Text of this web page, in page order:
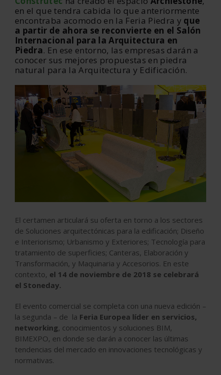
en el que tendra cabida lo que anteriormente
encontraba acomodo en la Feria Piedra y que
a partir de ahora se reconvierte en el Salón
Internacional para la Arquitectura en
Piedra. En ese entorno, las empresas darán a
conocer sus mejores propuestas en piedra
natural para la Arquitectura y Edificación.
El certamen articulará su oferta en torno a los sectores
de Soluciones arquitectónicas para la edificación; Diseño
e Interiorismo; Urbanismo y Exteriores; Tecnología para
tratamiento de superficies; Canteras, Elaboración y
Transformación, y Maquinaria y Accesorios. En este
contexto, el 14 de noviembre de 2018 se celebrará
el Stoneday.
El evento comercial se completa con una nueva edición –
la segunda – de la Feria Europea líder en servicios,
networking, conocimientos y soluciones BIM,
BIMEXPO, en donde se darán a conocer las últimas
tendencias del mercado en innovaciones tecnológicas y
normativas.